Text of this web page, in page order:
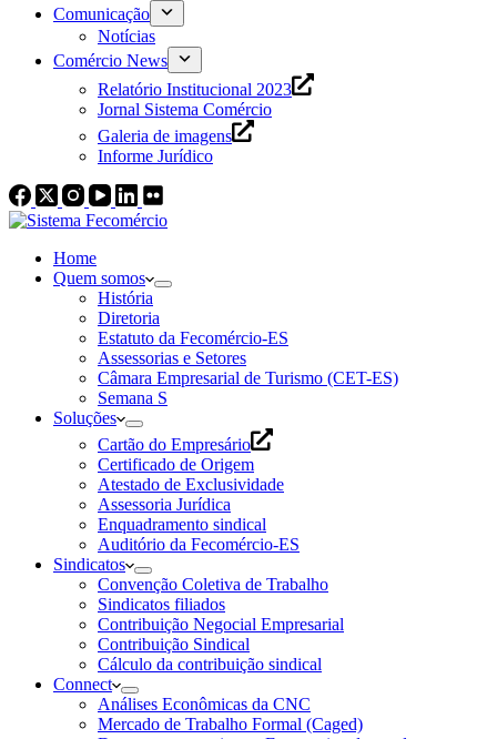
Comunicação
Notícias
Comércio News
Relatório Institucional 2023
Jornal Sistema Comércio
Galeria de imagens
Informe Jurídico
Home
Quem somos
História
Diretoria
Estatuto da Fecomércio-ES
Assessorias e Setores
Câmara Empresarial de Turismo (CET-ES)
Semana S
Soluções
Cartão do Empresário
Certificado de Origem
Atestado de Exclusividade
Assessoria Jurídica
Enquadramento sindical
Auditório da Fecomércio-ES
Sindicatos
Convenção Coletiva de Trabalho
Sindicatos filiados
Contribuição Negocial Empresarial
Contribuição Sindical
Cálculo da contribuição sindical
Connect
Análises Econômicas da CNC
Mercado de Trabalho Formal (Caged)